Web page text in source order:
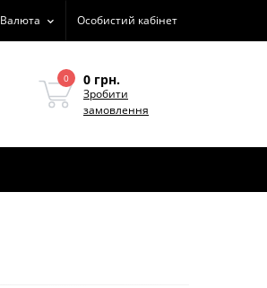
Валюта Особистий кабінет
0 0 грн.
Зробити
замовлення